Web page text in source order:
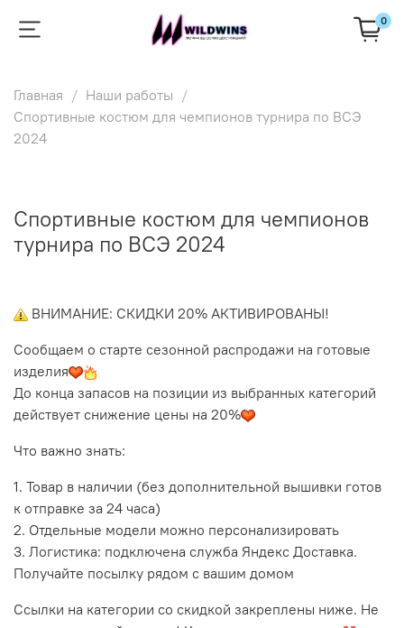
0
Главная
Наши работы
Спортивные костюм для чемпионов турнира по ВСЭ
2024
Спортивные костюм для чемпионов
турнира по ВСЭ 2024
ВНИМАНИЕ: СКИДКИ 20% АКТИВИРОВАНЫ!
Сообщаем о старте сезонной распродажи на готовые
изделия
До конца запасов на позиции из выбранных категорий
действует снижение цены на 20%
Что важно знать:
1. Товар в наличии (без дополнительной вышивки готов
к отправке за 24 часа)
2. Отдельные модели можно персонализировать
3. Логистика: подключена служба Яндекс Доставка.
Получайте посылку рядом с вашим домом
Ссылки на категории со скидкой закреплены ниже. Не